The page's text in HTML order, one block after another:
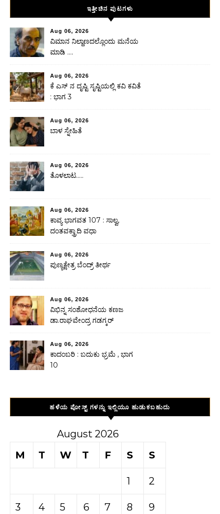
ಇತ್ತೀಚಿನ ಪುಟಗಳು
Aug 06, 2026
ವಿಮಾನ ನಿಲ್ದಾಣದಲ್ಲೊಂದು ಮನೆಯ
ಮಾಡಿ ….
Aug 06, 2026
ಕೆ ಎಸ್ ನ ದೃಷ್ಟಿ ಸೃಷ್ಟಿಯಲ್ಲಿ ಕವಿ ಕವಿತೆ
: ಭಾಗ 3
Aug 06, 2026
ಬಾಳ ಸ್ನೇಹಿತೆ
Aug 06, 2026
ತೊಳಲಾಟ…..
Aug 06, 2026
ಕಾವ್ಯ ಭಾಗವತ 107 : ಸಾಲ್ವ,
ದಂತವಕ್ತ್ರಾದಿ ವಧಾ
Aug 06, 2026
ಪುಣ್ಯಕ್ಷೇತ್ರ ಬೆಂದ್ರ್ ತೀರ್ಥ
Aug 06, 2026
ವಿಭಿನ್ನ ಸಂಶೋಧನೆಯ ಕಣಜ
ಡಾ.ರಾಘವೇಂದ್ರ ಗಡಗ್ಕರ್
Aug 06, 2026
ಕಾದಂಬರಿ : ಬದುಕು ಭ್ರಮೆ , ಭಾಗ
10
ಹಳೆಯ ಪೋಸ್ಟ್ ಗಳನ್ನು ಇಲ್ಲಿಯೂ ಹುಡುಕಬಹುದು
August 2026
M
T W T F S S
1 2
3 4 5 6 7 8 9